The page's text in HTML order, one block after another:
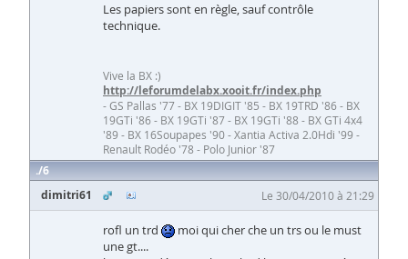
Les papiers sont en règle, sauf contrôle
technique.
Vive la BX :)
http://leforumdelabx.xooit.fr/index.php
- GS Pallas '77 - BX 19DIGIT '85 - BX 19TRD '86 - BX
19GTi '86 - BX 19GTi '87 - BX 19GTi '88 - BX GTi 4x4
'89 - BX 16Soupapes '90 - Xantia Activa 2.0Hdi '99 -
Renault Rodéo '78 - Polo Junior '87
6
dimitri61
Le 30/04/2010 à 21:29
rofl un trd
moi qui cher che un trs ou le must
une gt....